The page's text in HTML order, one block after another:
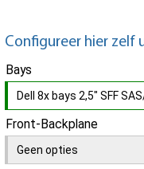
Configureer hier zelf
Bays
Dell 8x bays 2,5" SFF
Front-Backplane
Geen opties